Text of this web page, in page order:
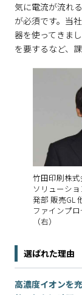
気に電流が流れ
が必須です。当
器を使ってきま
を要するなど、
竹田印刷株式
ソリューシ
発部 販売GL
ファインプ
（右）
選ばれた理由
高濃度イオンを